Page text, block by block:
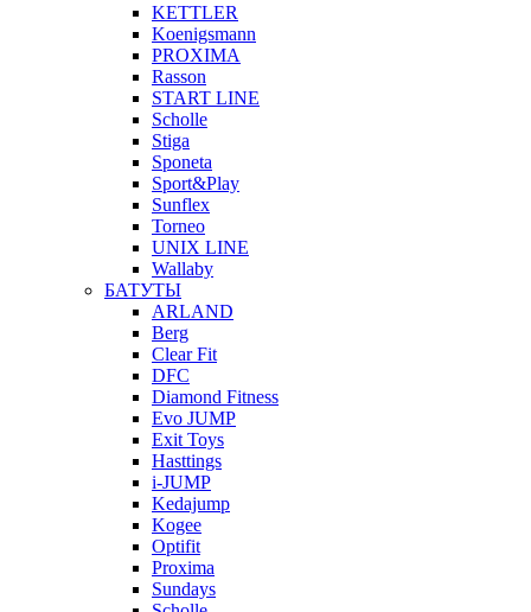
KETTLER
Koenigsmann
PROXIMA
Rasson
START LINE
Scholle
Stiga
Sponeta
Sport&Play
Sunflex
Torneo
UNIX LINE
Wallaby
БАТУТЫ
ARLAND
Berg
Clear Fit
DFC
Diamond Fitness
Evo JUMP
Exit Toys
Hasttings
i-JUMP
Kedajump
Kogee
Optifit
Proxima
Sundays